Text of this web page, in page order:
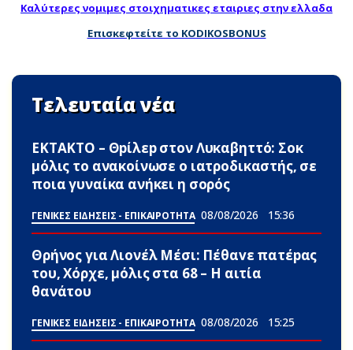
Καλύτερες νομιμες στοιχηματικες εταιριες στην ελλαδα
Επισκεφτείτε το KODIKOSBONUS
Τελευταία νέα
ΕΚΤΑΚΤΟ – Θpίλεp στον Λυκαβηττό: Σoκ
μόλις το ανακοίνωσε ο ιατροδικαστής, σε
ποια γυναίκα ανήκει η σορός
ΓΕΝΙΚΕΣ ΕΙΔΗΣΕΙΣ - ΕΠΙΚΑΙΡΟΤΗΤΑ 08/08/2026 15:36
Θρήνος για Λιονέλ Μέσι: Πέθαvε πατέpας
του, Χόρχε, μόλις στα 68 – Η αιτία
θανάτου
ΓΕΝΙΚΕΣ ΕΙΔΗΣΕΙΣ - ΕΠΙΚΑΙΡΟΤΗΤΑ 08/08/2026 15:25